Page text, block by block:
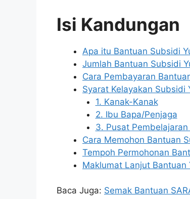
Isi Kandungan
Apa itu Bantuan Subsidi
Jumlah Bantuan Subsidi
Cara Pembayaran
Syarat Kelayakan Subsidi
1. Kanak-Kanak
2. Ibu Bapa/Penjaga
3. Pusat
Cara Memohon Bantuan
Tempoh Permohonan
Maklumat Lanjut
Baca Juga: Semak Bantuan